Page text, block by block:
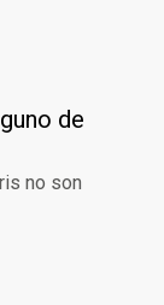
de
no son